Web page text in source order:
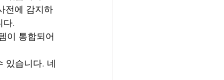
전에 감지하
다.
이 통합되어
있습니다. 네